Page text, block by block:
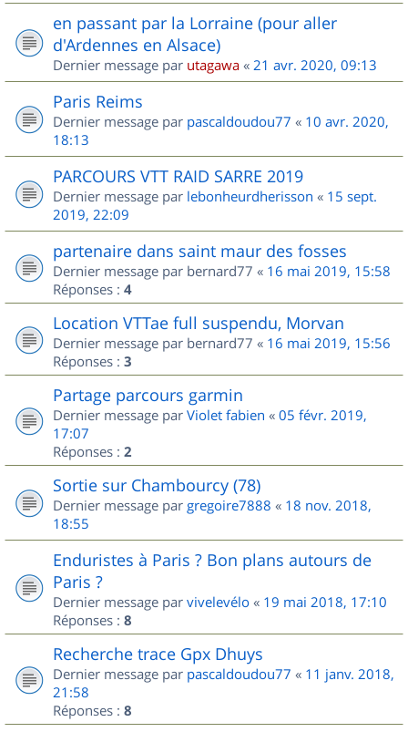
en passant par la Lorraine (pour aller
d'Ardennes en Alsace)
Dernier message par utagawa « 21 avr. 2020, 09:13
Paris Reims
Dernier message par pascaldoudou77 « 10 avr. 2020,
18:13
PARCOURS VTT RAID SARRE 2019
Dernier message par lebonheurdherisson « 15 sept.
2019, 22:09
partenaire dans saint maur des fosses
Dernier message par bernard77 « 16 mai 2019, 15:58
Réponses : 4
Location VTTae full suspendu, Morvan
Dernier message par bernard77 « 16 mai 2019, 15:56
Réponses : 3
Partage parcours garmin
Dernier message par Violet fabien « 05 févr. 2019,
17:07
Réponses : 2
Sortie sur Chambourcy (78)
Dernier message par gregoire7888 « 18 nov. 2018,
18:55
Enduristes à Paris ? Bon plans autours de
Paris ?
Dernier message par vivelevélo « 19 mai 2018, 17:10
Réponses : 8
Recherche trace Gpx Dhuys
Dernier message par pascaldoudou77 « 11 janv. 2018,
21:58
Réponses : 8